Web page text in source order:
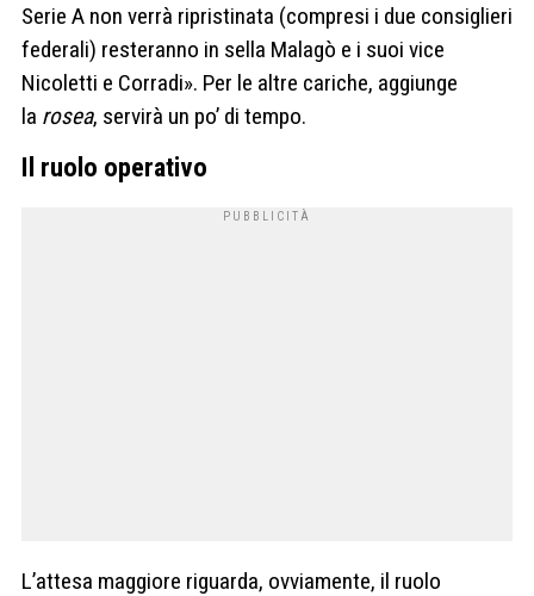
Serie A non verrà ripristinata (compresi i due consiglieri
federali) resteranno in sella Malagò e i suoi vice
Nicoletti e Corradi». Per le altre cariche, aggiunge
la rosea, servirà un po’ di tempo.
Il ruolo operativo
L’attesa maggiore riguarda, ovviamente, il ruolo